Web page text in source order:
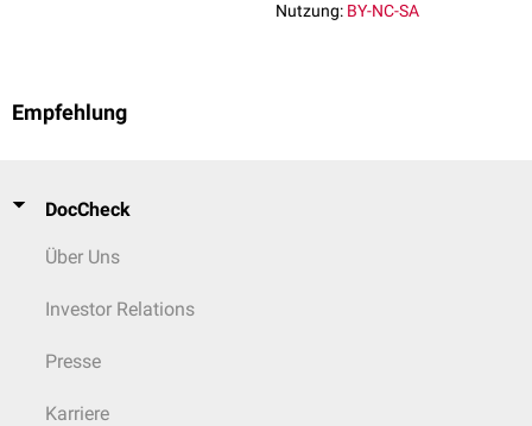
Nutzung: BY-NC-SA
Empfehlung
DocCheck
Über Uns
Investor Relations
Presse
Karriere